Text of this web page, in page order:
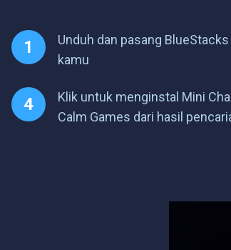
Unduh dan pasang BlueStacks
kamu
Klik untuk menginstal Mini
Calm Games dari hasil